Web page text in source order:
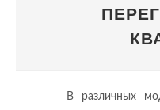
В различных